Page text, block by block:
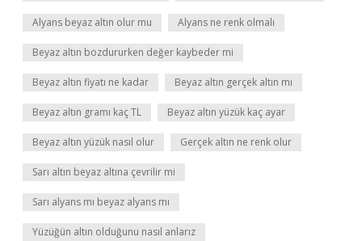
Alyans beyaz altın olur mu Alyans ne renk olmalı
Beyaz altın bozdururken değer kaybeder mi
Beyaz altın fiyatı ne kadar Beyaz altın gerçek altın mı
Beyaz altın gramı kaç TL Beyaz altın yüzük kaç ayar
Beyaz altın yüzük nasıl olur Gerçek altın ne renk olur
Sarı altın beyaz altına çevrilir mi
Sarı alyans mı beyaz alyans mı
Yüzüğün altın olduğunu nasıl anlarız